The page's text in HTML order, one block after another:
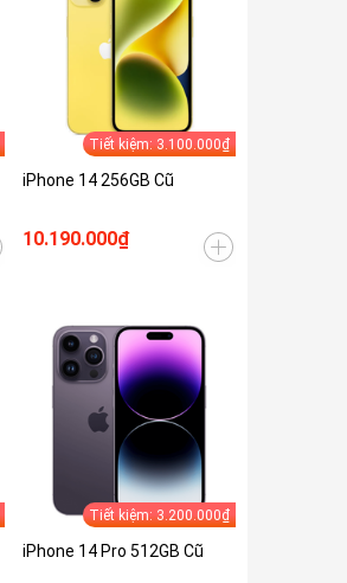
Tiết kiệm: 3.100.000₫
iPhone 14 256GB Cũ
10.190.000₫
Tiết kiệm: 3.200.000₫
iPhone 14 Pro 512GB Cũ